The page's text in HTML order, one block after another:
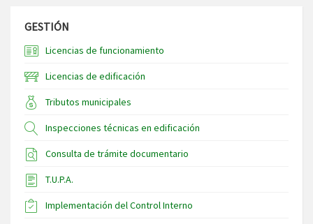
GESTIÓN
Licencias de funcionamiento
Licencias de edificación
Tributos municipales
Inspecciones técnicas en edificación
Consulta de trámite documentario
T.U.P.A.
Implementación del Control Interno